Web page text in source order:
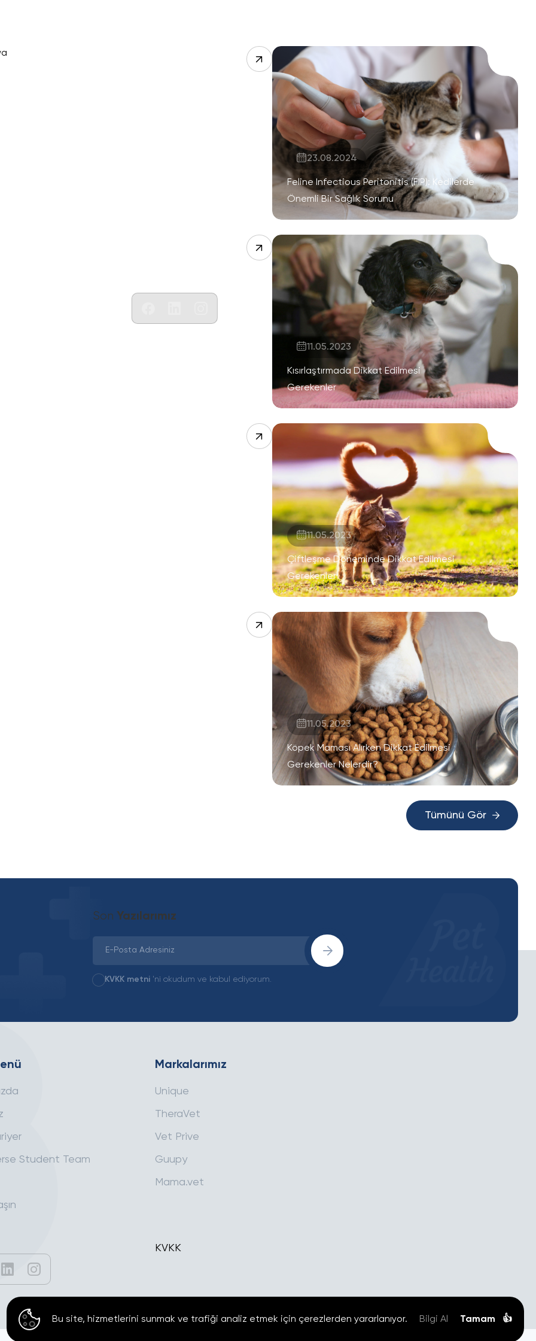
23.08.2024
Feline Infectious Peritonitis (FIP): Kedilerde
Önemli Bir Sağlık Sorunu
11.05.2023
Kısırlaştırmada Dikkat Edilmesi
Gerekenler
11.05.2023
Çiftleşme Döneminde Dikkat Edilmesi
Gerekenler
11.05.2023
Köpek Maması Alırken Dikkat Edilmesi
Gerekenler Nelerdir?
Tümünü Gör
Son Yazılarımız
KVKK metni 'ni okudum ve kabul ediyorum.
Student Team
Markalarımız
Unique
TheraVet
Vet Prive
Guupy
Mama.vet
KVKK
Bu site, hizmetlerini sunmak ve trafiği analiz etmek için çerezlerden yararlanıyor. Bilgi Al Tamam 👍